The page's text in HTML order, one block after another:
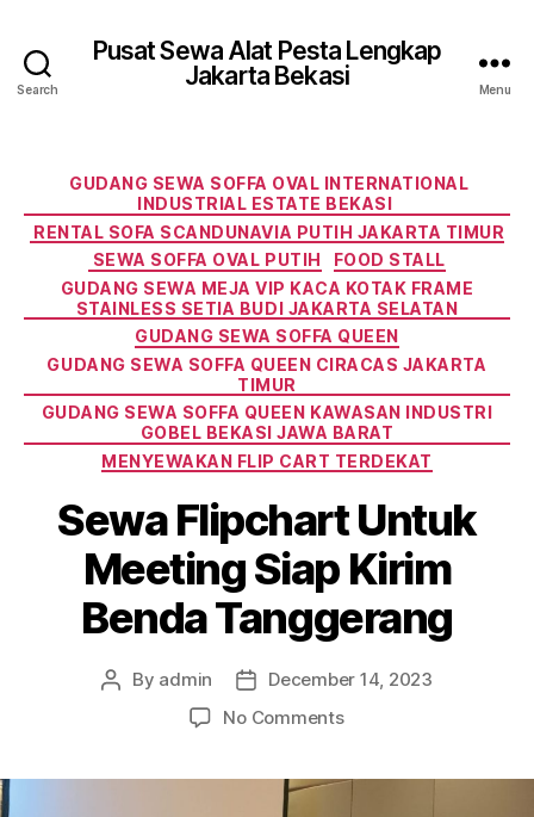
Search
Pusat Sewa Alat Pesta Lengkap
Jakarta Bekasi
Menu
Categories
GUDANG SEWA SOFFA OVAL INTERNATIONAL
INDUSTRIAL ESTATE BEKASI
RENTAL SOFA SCANDUNAVIA PUTIH JAKARTA TIMUR
SEWA SOFFA OVAL PUTIH
FOOD STALL
GUDANG SEWA MEJA VIP KACA KOTAK FRAME
STAINLESS SETIA BUDI JAKARTA SELATAN
GUDANG SEWA SOFFA QUEEN
GUDANG SEWA SOFFA QUEEN CIRACAS JAKARTA
TIMUR
GUDANG SEWA SOFFA QUEEN KAWASAN INDUSTRI
GOBEL BEKASI JAWA BARAT
MENYEWAKAN FLIP CART TERDEKAT
Sewa Flipchart Untuk
Meeting Siap Kirim
Benda Tanggerang
Post
By admin
Post
date
December 14, 2023
No Commentson